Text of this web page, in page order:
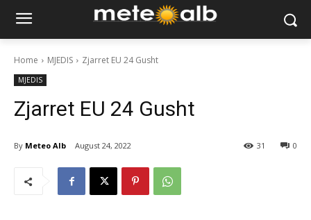
Home MJEDIS Zjarret EU 24 Gusht
MJEDIS
Zjarret EU 24 Gusht
By Meteo Alb August 24, 2022 0
31